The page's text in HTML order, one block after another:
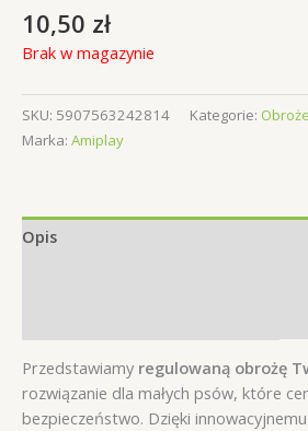
10,50 zł
Brak w magazynie
SKU: 5907563242814 Kategorie: Obroże
Marka: Amiplay
Opis
Przedstawiamy regulowaną obrożę
rozwiązanie dla małych psów, które
bezpieczeństwo. Dzięki